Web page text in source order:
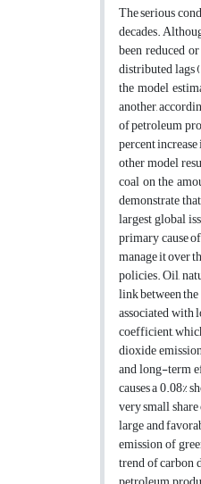
The serious
decades.
been reduced
distributed lags
the model
another,
of petroleum
percent
other model
coal on the
demonstrate
largest global
primary cause
manage it over
policies. Oil,
link between
associated
coefficient,
dioxide
and long-term
causes a
very small
large and
emission of
trend of carbon